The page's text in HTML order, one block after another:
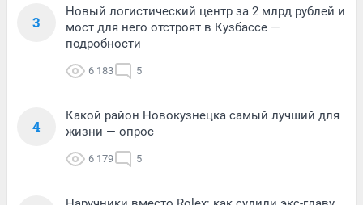
3
Новый логистический центр за 2 млрд рублей и
мост для него отстроят в Кузбассе —
подробности
6 183 5
4
Какой район Новокузнецка самый лучший для
жизни — опрос
6 179 5